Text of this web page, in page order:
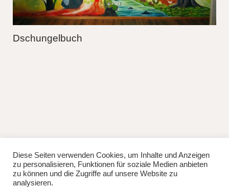
Dschungelbuch
fb instag
© 2026Lisa Manhuru. Powered byWordPress
Theme: Weta vonElmastudio.
Diese Seiten verwenden Cookies, um Inhalte und Anzeigen
zu personalisieren, Funktionen für soziale Medien anbieten
zu können und die Zugriffe auf unsere Website zu
analysieren.